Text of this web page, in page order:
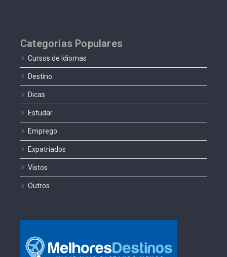
Categorias Populares
Cursos de Idiomas
Destino
Dicas
Estudar
Emprego
Expatriados
Vistos
Outros